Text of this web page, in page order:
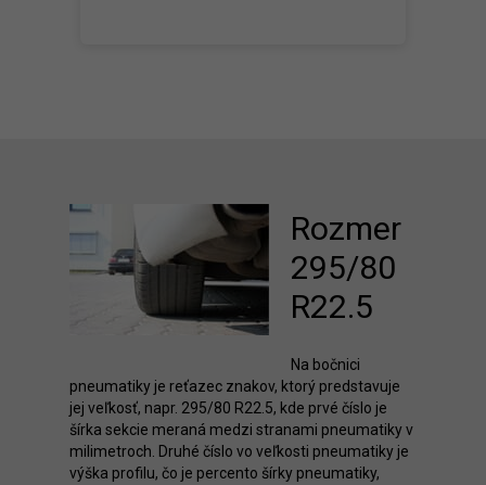
Rozmer
295/80
R22.5
Na bočnici
pneumatiky je reťazec znakov, ktorý predstavuje
jej veľkosť, napr. 295/80 R22.5, kde prvé číslo je
šírka sekcie meraná medzi stranami pneumatiky v
milimetroch. Druhé číslo vo veľkosti pneumatiky je
výška profilu, čo je percento šírky pneumatiky,